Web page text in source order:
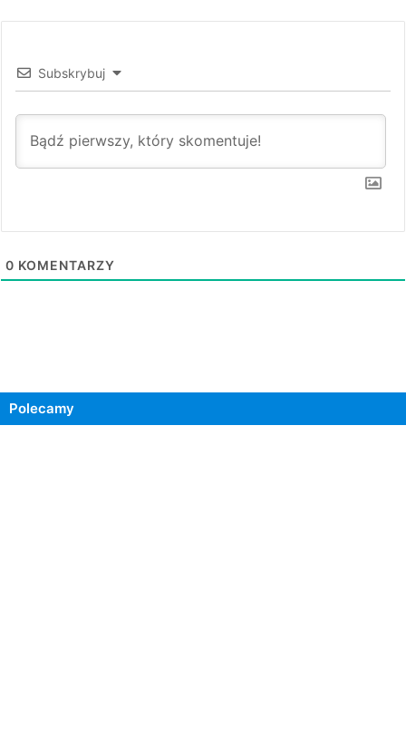
Subskrybuj
0 KOMENTARZY
Polecamy